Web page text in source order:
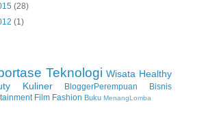
(28)
(1)
Teknologi Wisata Healthy
Kuliner BloggerPerempuan
Bisnis
Film Fashion Buku MenangLomba